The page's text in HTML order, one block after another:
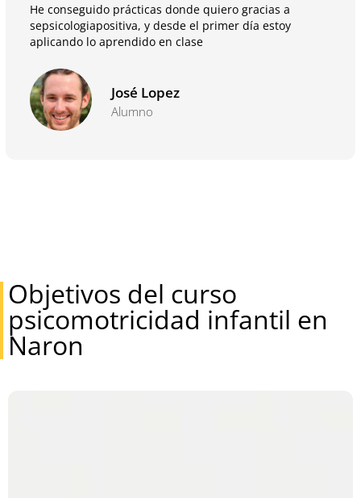
He conseguido prácticas donde quiero gracias a
sepsicologiapositiva, y desde el primer día estoy
aplicando lo aprendido en clase
José Lopez
Alumno
Objetivos del curso
psicomotricidad infantil en
Naron